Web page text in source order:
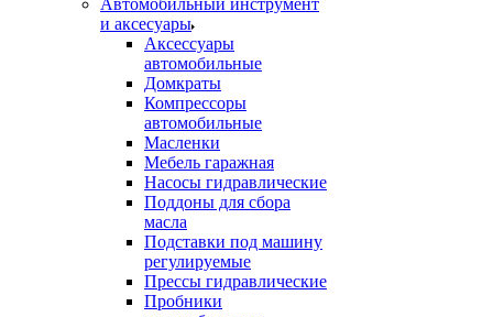
Автомобильный инструмент
и аксесуары
Аксессуары
автомобильные
Домкраты
Компрессоры
автомобильные
Масленки
Мебель гаражная
Насосы гидравлические
Поддоны для сбора
масла
Подставки под машину
регулируемые
Прессы гидравлические
Пробники